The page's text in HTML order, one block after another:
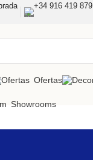
+34 916 419 879
Ofertas
Showrooms